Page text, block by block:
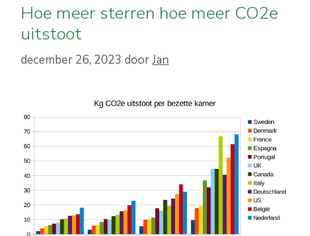
Hoe meer sterren hoe meer CO2e
uitstoot
december 26, 2023 doorJan